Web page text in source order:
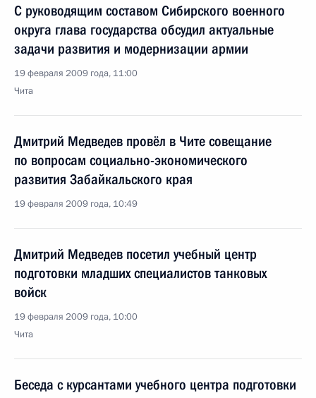
С руководящим составом Сибирского военного
округа глава государства обсудил актуальные
задачи развития и модернизации армии
19 февраля 2009 года, 11:00
Чита
Дмитрий Медведев провёл в Чите совещание
по вопросам социально-экономического
развития Забайкальского края
19 февраля 2009 года, 10:49
Дмитрий Медведев посетил учебный центр
подготовки младших специалистов танковых
войск
19 февраля 2009 года, 10:00
Чита
Беседа с курсантами учебного центра подготовки